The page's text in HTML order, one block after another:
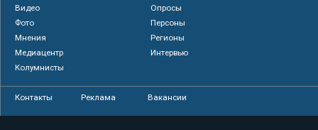
Видео
Опросы
Фото
Персоны
Мнения
Регионы
Медиацентр
Интервью
Колумнисты
Контакты Реклама Вакансии